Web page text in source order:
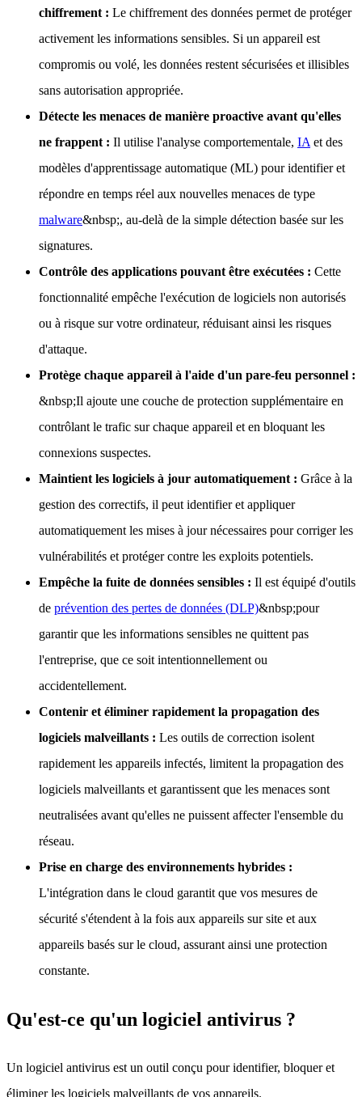
chiffrement : Le chiffrement des données permet de protéger
activement les informations sensibles. Si un appareil est
compromis ou volé, les données restent sécurisées et illisibles
sans autorisation appropriée.
Détecte les menaces de manière proactive avant qu'elles
ne frappent : Il utilise l'analyse comportementale, IA et des
modèles d'apprentissage automatique (ML) pour identifier et
répondre en temps réel aux nouvelles menaces de type
malware&nbsp;, au-delà de la simple détection basée sur les
signatures.
Contrôle des applications pouvant être exécutées : Cette
fonctionnalité empêche l'exécution de logiciels non autorisés
ou à risque sur votre ordinateur, réduisant ainsi les risques
d'attaque.
Protège chaque appareil à l'aide d'un pare-feu personnel :
&nbsp;Il ajoute une couche de protection supplémentaire en
contrôlant le trafic sur chaque appareil et en bloquant les
connexions suspectes.
Maintient les logiciels à jour automatiquement : Grâce à la
gestion des correctifs, il peut identifier et appliquer
automatiquement les mises à jour nécessaires pour corriger les
vulnérabilités et protéger contre les exploits potentiels.
Empêche la fuite de données sensibles : Il est équipé d'outils
de prévention des pertes de données (DLP)&nbsp;pour
garantir que les informations sensibles ne quittent pas
l'entreprise, que ce soit intentionnellement ou
accidentellement.
Contenir et éliminer rapidement la propagation des
logiciels malveillants : Les outils de correction isolent
rapidement les appareils infectés, limitent la propagation des
logiciels malveillants et garantissent que les menaces sont
neutralisées avant qu'elles ne puissent affecter l'ensemble du
réseau.
Prise en charge des environnements hybrides :
L'intégration dans le cloud garantit que vos mesures de
sécurité s'étendent à la fois aux appareils sur site et aux
appareils basés sur le cloud, assurant ainsi une protection
constante.
Qu'est-ce qu'un logiciel antivirus ?
Un logiciel antivirus est un outil conçu pour identifier, bloquer et
éliminer les logiciels malveillants de vos appareils.